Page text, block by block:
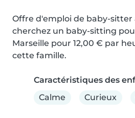
Offre d'emploi de baby-sitter
cherchez un baby-sitting
Marseille pour 12,00 € par
cette famille.
Caractéristiques des
Calme
Curieux